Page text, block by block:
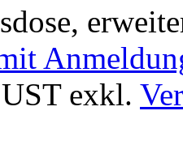
exkl.